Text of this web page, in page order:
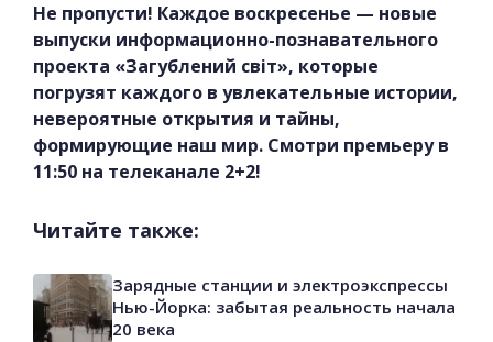
Не пропусти! Каждое воскресенье — новые
выпуски информационно-познавательного
проекта «Загублений світ», которые
погрузят каждого в увлекательные истории,
невероятные открытия и тайны,
формирующие наш мир. Смотри премьеру в
11:50 на телеканале 2+2!
Читайте также:
Зарядные станции и электроэкспрессы
Нью-Йорка: забытая реальность начала
20 века